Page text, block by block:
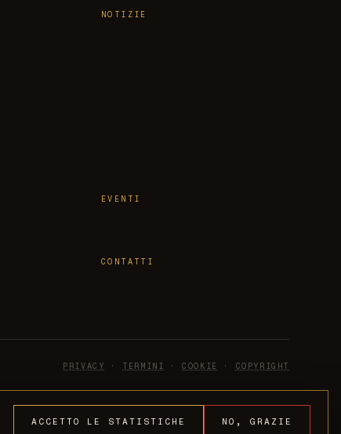
NOTIZIE
EVENTI
CONTATTI
PRIVACY · TERMINI ·COOKIE · COPYRIGHT
ACCETTO LE STATISTICHE NO, GRAZIE